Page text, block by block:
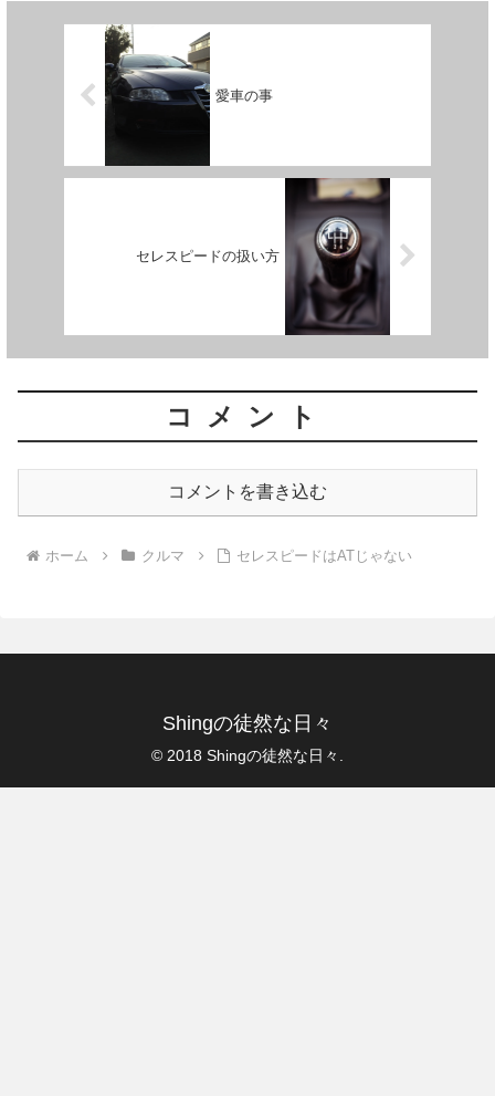
愛車の事
セレスピードの扱い方
コメント
コメントを書き込む
ホーム クルマ セレスピードはATじゃない
Shingの徒然な日々
© 2018 Shingの徒然な日々.